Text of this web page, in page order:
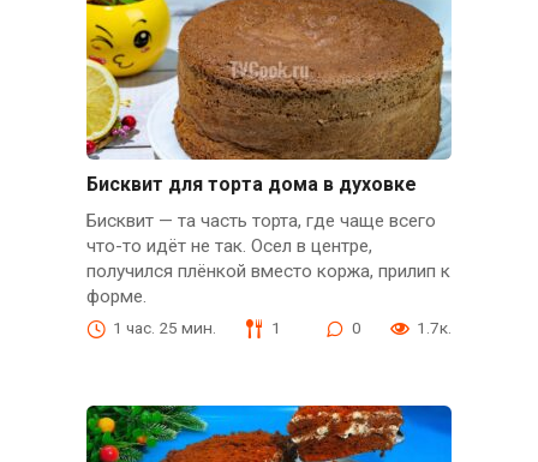
Бисквит для торта дома в духовке
Бисквит — та часть торта, где чаще всего
что-то идёт не так. Осел в центре,
получился плёнкой вместо коржа, прилип к
форме.
1 час. 25 мин. 1 0 1.7к.